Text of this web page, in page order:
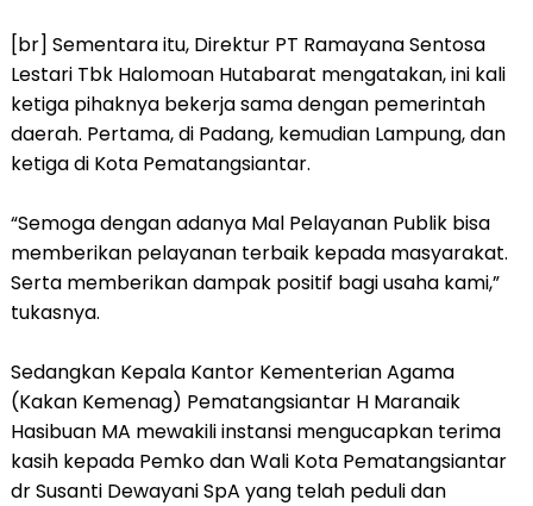
[br] Sementara itu, Direktur PT Ramayana Sentosa
Lestari Tbk Halomoan Hutabarat mengatakan, ini kali
ketiga pihaknya bekerja sama dengan pemerintah
daerah. Pertama, di Padang, kemudian Lampung, dan
ketiga di Kota Pematangsiantar.
“Semoga dengan adanya Mal Pelayanan Publik bisa
memberikan pelayanan terbaik kepada masyarakat.
Serta memberikan dampak positif bagi usaha kami,”
tukasnya.
Sedangkan Kepala Kantor Kementerian Agama
(Kakan Kemenag) Pematangsiantar H Maranaik
Hasibuan MA mewakili instansi mengucapkan terima
kasih kepada Pemko dan Wali Kota Pematangsiantar
dr Susanti Dewayani SpA yang telah peduli dan